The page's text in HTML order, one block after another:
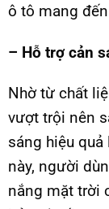
ô tô mang
– Hỗ trợ cản
Nhờ từ chất
vượt trội nên
sáng hiệu
này, người
nắng mặt trời